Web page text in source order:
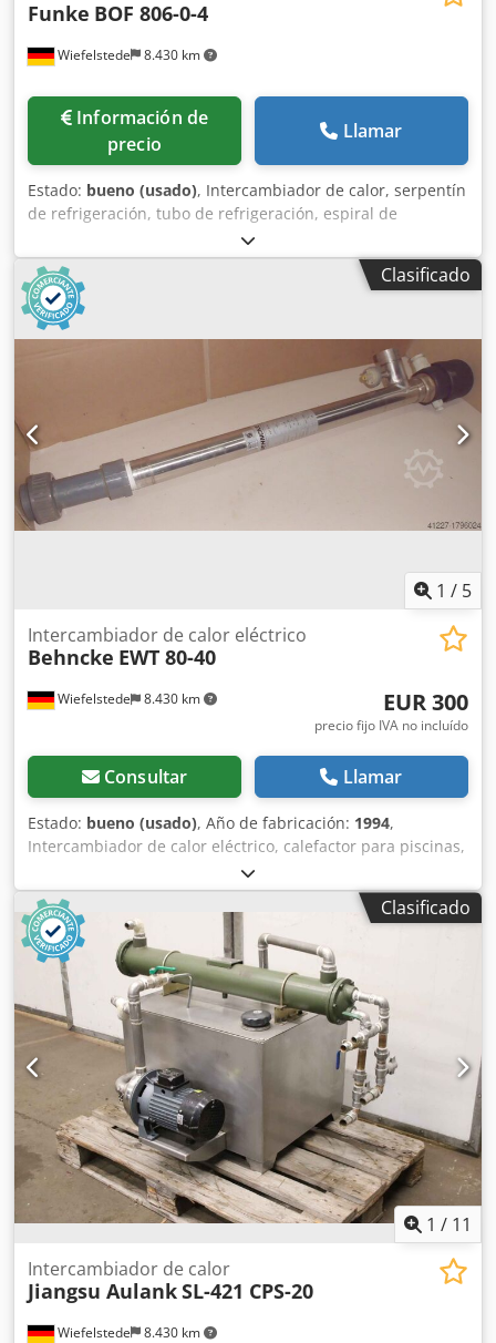
Wiefelstede 8.430 km
Funke BOF 806-0-4
Información de
precio
Llamar
Estado: bueno (usado), Intercambiador de calor, serpentín
de refrigeración, tubo de refrigeración, espiral de
refrigeración, intercambiador de calor de haz tubular,
intercambiador de calor de agua de mar - Fabricante:
Funke, intercambiador de calor de haz tubular - Tipo: BOF
806-0-4 - Capacidad: Espacio de camisa 50,7 l / Espacio de
tubos 22,0 l Cjdpfxowu S Rqj Ap Ejha - Presión de
Clasificado
1 / 5
Wiefelstede 8.430 km
Intercambiador de calor eléctrico
Behncke EWT 80-40
EUR 300
precio fijo IVA no incluído
Consultar Llamar
Estado: bueno (usado), Año de fabricación: 1994,
Intercambiador de calor eléctrico, calefactor para piscinas,
intercambiador de calor -400 VCA, 26,0 A -Presión: máx. 3
bar -Dimensiones: 980/180/A180 mm Codjb A H S Espfx Ap
Eeha -Peso: 3,1 kg
Clasificado
1 / 11
Wiefelstede 8.430 km
Intercambiador de calor
Jiangsu AulankSL-421 CPS-20